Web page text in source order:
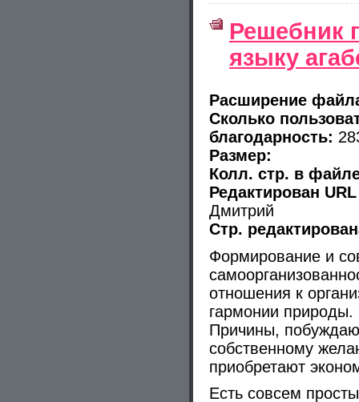
Решебник
языку
Расширение
Сколько
благодарность:
Размер:
Колл. стр. в
Редактирован
Дмитрий
Стр.
Формирование и
отношения к
гармонии
Причины,
собственному
приобретают
Есть совсем